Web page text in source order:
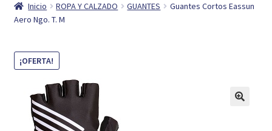
Ciclismo
Automóvil
Mi cuenta
Contacto
Inicio ROPA Y CALZADO GUANTES
Guantes Cortos Eassun
Aero Ngo. T. M
¡OFERTA!